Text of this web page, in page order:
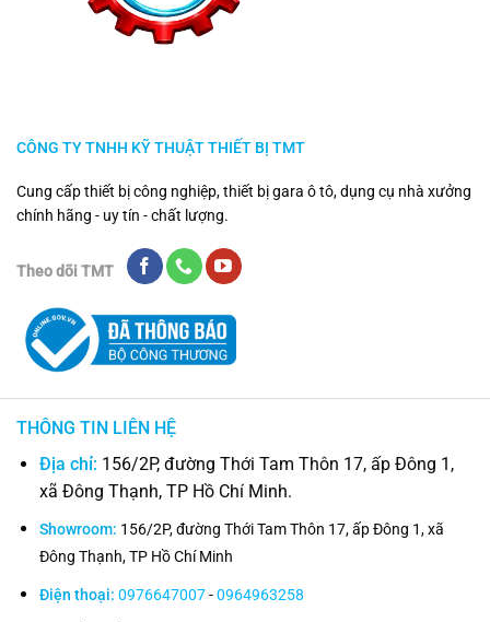
CÔNG TY TNHH KỸ THUẬT THIẾT BỊ TMT
Cung cấp thiết bị công nghiệp, thiết bị gara ô tô, dụng cụ nhà xưởng
chính hãng - uy tín - chất lượng.
Theo dõi TMT
THÔNG TIN LIÊN HỆ
Địa chỉ: 156/2P, đường Thới Tam Thôn 17, ấp Đông 1,
xã Đông Thạnh, TP Hồ Chí Minh.
Showroom: 156/2P, đường Thới Tam Thôn 17, ấp Đông 1, xã
Đông Thạnh, TP Hồ Chí Minh
Điện thoại: 0976647007-0964963258